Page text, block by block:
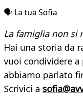
🗣️ La tua Sofia
La famiglia non si
Hai una storia da
vuoi condividere
abbiamo parlato
Scrivici a